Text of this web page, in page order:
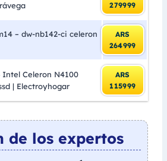
279999
– dw-nb142-ci celeron
ARS
264999
Intel Celeron N4100
| Electroyhogar
ARS
115999
de los expertos